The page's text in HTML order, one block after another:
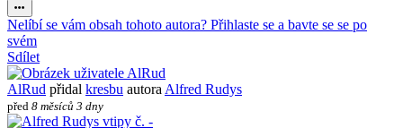
Nelíbí se vám obsah tohoto autora? Přihlaste se a bavte se se po
svém
Sdílet
AlRud přidal kresbu autora Alfred Rudys
před 8 měsíců 3 dny